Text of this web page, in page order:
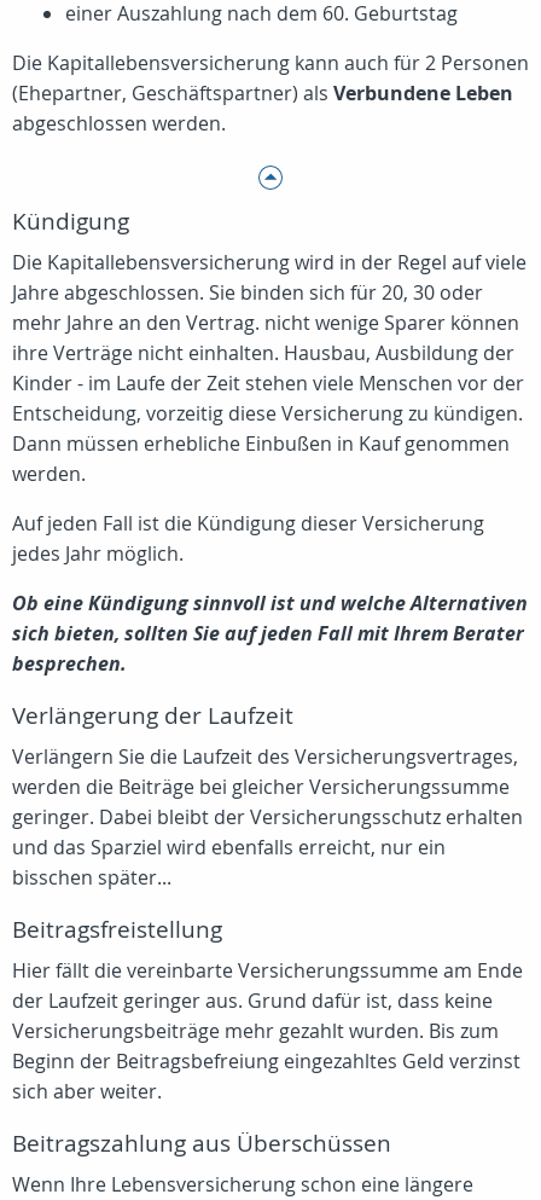
einer Auszahlung nach dem 60. Geburtstag
Die Kapitallebensversicherung kann auch für 2 Personen
(Ehepartner, Geschäftspartner) als Verbundene Leben
abgeschlossen werden.
Kündigung
Die Kapitallebensversicherung wird in der Regel auf viele
Jahre abgeschlossen. Sie binden sich für 20, 30 oder
mehr Jahre an den Vertrag. nicht wenige Sparer können
ihre Verträge nicht einhalten. Hausbau, Ausbildung der
Kinder - im Laufe der Zeit stehen viele Menschen vor der
Entscheidung, vorzeitig diese Versicherung zu kündigen.
Dann müssen erhebliche Einbußen in Kauf genommen
werden.
Auf jeden Fall ist die Kündigung dieser Versicherung
jedes Jahr möglich.
Ob eine Kündigung sinnvoll ist und welche Alternativen
sich bieten, sollten Sie auf jeden Fall mit Ihrem Berater
besprechen.
Verlängerung der Laufzeit
Verlängern Sie die Laufzeit des Versicherungsvertrages,
werden die Beiträge bei gleicher Versicherungssumme
geringer. Dabei bleibt der Versicherungsschutz erhalten
und das Sparziel wird ebenfalls erreicht, nur ein
bisschen später...
Beitragsfreistellung
Hier fällt die vereinbarte Versicherungssumme am Ende
der Laufzeit geringer aus. Grund dafür ist, dass keine
Versicherungsbeiträge mehr gezahlt wurden. Bis zum
Beginn der Beitragsbefreiung eingezahltes Geld verzinst
sich aber weiter.
Beitragszahlung aus Überschüssen
Wenn Ihre Lebensversicherung schon eine längere